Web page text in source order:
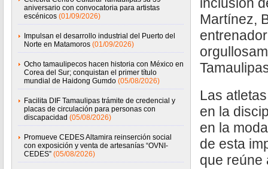
aniversario con convocatoria para artistas
escénicos (01/09/2026)
Impulsan el desarrollo industrial del Puerto del
Norte en Matamoros (01/09/2026)
Ocho tamaulipecos hacen historia con México en
Corea del Sur; conquistan el primer título
mundial de Haidong Gumdo (05/08/2026)
Facilita DIF Tamaulipas trámite de credencial y
placas de circulación para personas con
discapacidad (05/08/2026)
Promueve CEDES Altamira reinserción social
con exposición y venta de artesanías “OVNI-
CEDES” (05/08/2026)
Martínez,
Las
en la
en la
de esta
que reúne